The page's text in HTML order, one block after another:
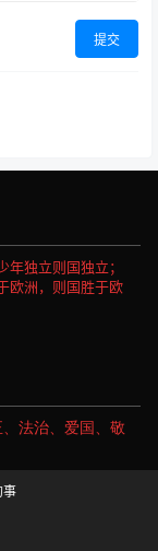
提交
独立则国独立；
欧洲，则国胜于欧
法治、爱国、敬
事